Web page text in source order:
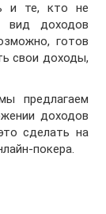
и те, кто не
вид доходов
готов
свои доходы,
предлагаем
доходов
сделать на
покера.